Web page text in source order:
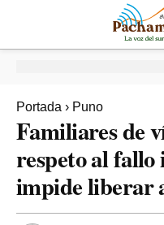
Portada › Puno
Familiares de
respeto al
impide liberar